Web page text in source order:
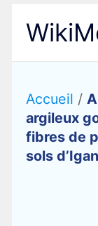
contenu
Accueil /
argileux
fibres de
sols